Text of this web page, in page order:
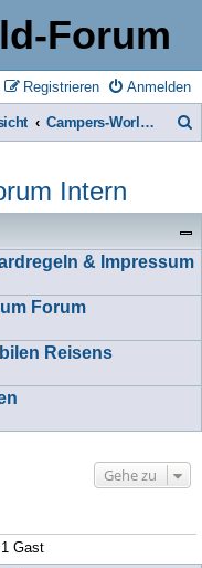
Forum
Anmelden
Registrieren
Campers-World-Forum Intern
h
e
Intern
& Impressum
Forum
Reisens
Gehe zu
Gast